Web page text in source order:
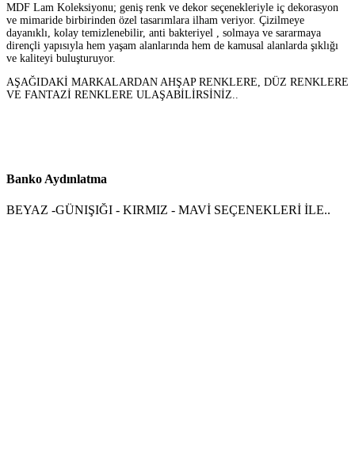
MDF Lam Koleksiyonu; geniş renk ve dekor seçenekleriyle iç dekorasyon
ve mimaride birbirinden özel tasarımlara ilham veriyor. Çizilmeye
dayanıklı, kolay temizlenebilir, anti bakteriyel , solmaya ve sararmaya
dirençli yapısıyla hem yaşam alanlarında hem de kamusal alanlarda şıklığı
ve kaliteyi buluşturuyor.
AŞAĞIDAKİ MARKALARDAN AHŞAP RENKLERE, DÜZ RENKLERE
VE FANTAZİ RENKLERE ULAŞABİLİRSİNİZ..
Banko Aydınlatma
BEYAZ -GÜNIŞIĞI - KIRMIZ - MAVİ SEÇENEKLERİ İLE..